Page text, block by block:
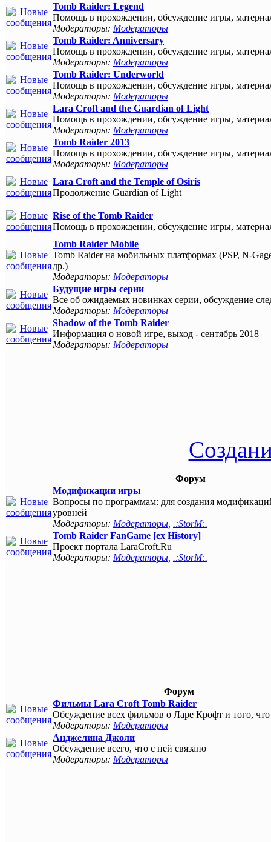
Tomb Raider: Legend
Помощь в прохождении, обсуждение игры,
Модераторы: Модераторы
Tomb Raider: Anniversary
Помощь в прохождении, обсуждение игры,
Модераторы: Модераторы
Tomb Raider: Underworld
Помощь в прохождении, обсуждение игры,
Модераторы: Модераторы
Lara Croft and the Guardian of Light
Помощь в прохождении, обсуждение игры,
Модераторы: Модераторы
Tomb Raider 2013
Помощь в прохождении, обсуждение игры,
Модераторы: Модераторы
Lara Croft and the Temple of Osiris
Продолжение Guardian of Light
Rise of the Tomb Raider
Помощь в прохождении, обсуждение игры,
Tomb Raider Mobile
Tomb Raider на мобильных платформах (PSP, N-
др.)
Модераторы: Модераторы
Будущие игры серии
Все об ожидаемых новинках серии, обсуждение
Модераторы: Модераторы
Shadow of the Tomb Raider
Информация о новой игре, выход - сентябрь 2018
Модераторы: Модераторы
Форум
Модификации игры
Вопросы по программам: для создания
уровней
Модераторы: Модераторы .:StorM:.
Tomb Raider FanGame [ex History]
Проект портала LaraCroft.Ru
Модераторы: Модераторы .:StorM:.
Форум
Фильмы Lara Croft Tomb Raider
Обсуждение всех фильмов о Ларе Крофт и того,
Модераторы: Модераторы
Анджелина Джоли
Обсуждение всего, что с ней связано
Модераторы: Модераторы